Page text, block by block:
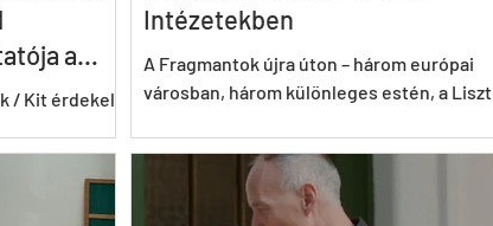
a
/ Kit érdekel
Intézetekben
A Fragmantok újra úton – három európai
városban, három különleges estén, a Liszt
Stuttgart –...